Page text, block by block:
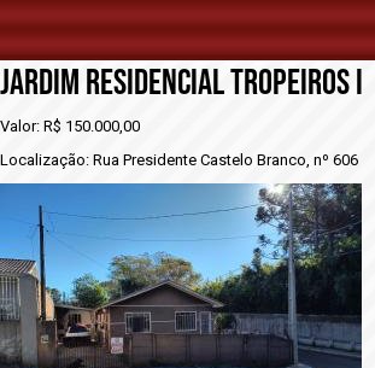
vENDA - RESIDÊNCIA - BAIRRO
JARDIM RESIDENCIAL TROPEIROS I
Valor: R$ 150.000,00
Localização: Rua Presidente Castelo Branco, nº 606